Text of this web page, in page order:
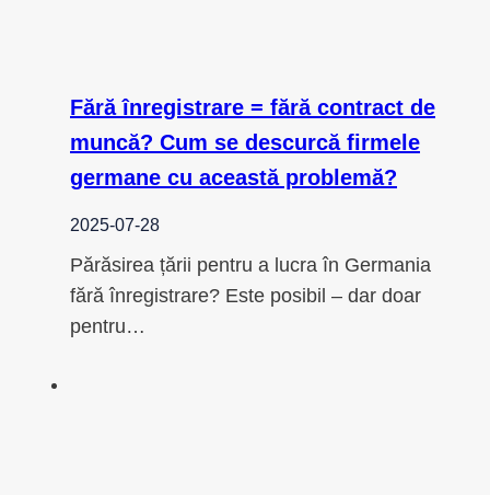
Fără înregistrare = fără contract de
muncă? Cum se descurcă firmele
germane cu această problemă?
2025-07-28
Părăsirea țării pentru a lucra în Germania
fără înregistrare? Este posibil – dar doar
pentru…